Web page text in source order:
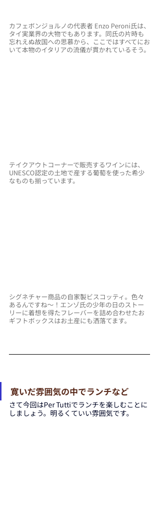
カフェボンジョルノの代表者 Enzo Peroni氏は、
タイ実業界の大物でもあります。同氏の片時も
忘れえぬ故国への思慕から、ここではすべてにお
いて本物のイタリアの流儀が貫かれているそう。
テイクアウトコーナーで販売するワインには、
UNESCO認定の土地で産する葡萄を使った希少
なものも揃っています。
シグネチャー商品の自家製ビスコッティ。色々
あるんですね～！エンゾ氏の少年の日のストー
リーに着想を得たフレーバーを詰め合わせたお
ギフトボックスはお土産にも洒落てます。
寛いだ雰囲気の中でランチなど
さて今回はPer Tuttiでランチを楽しむことに
しましょう。明るくていい雰囲気です。